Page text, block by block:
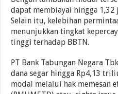
dapat membiayai hingga
Selain itu, kelebihan
menunjukkan tingkat
tinggi terhadap BBTN.
PT Bank Tabungan Negara
dana segar hingga Rp4,13
modal melalui hak memesan